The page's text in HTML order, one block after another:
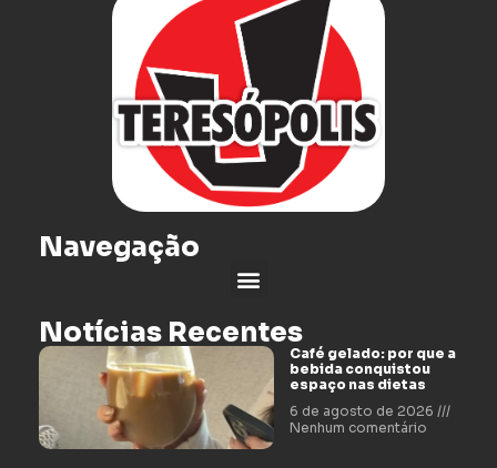
Navegação
Notícias Recentes
Café gelado: por que a
bebida conquistou
espaço nas dietas
6 de agosto de 2026
Nenhum comentário